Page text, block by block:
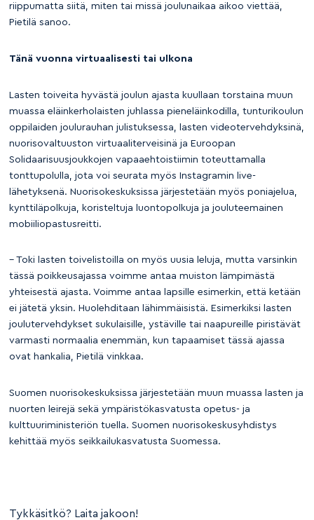
riippumatta siitä, miten tai missä joulunaikaa aikoo viettää,
Pietilä sanoo.
Tänä vuonna virtuaalisesti tai ulkona
Lasten toiveita hyvästä joulun ajasta kuullaan torstaina muun
muassa eläinkerholaisten juhlassa pieneläinkodilla, tunturikoulun
oppilaiden joulurauhan julistuksessa, lasten videotervehdyksinä,
nuorisovaltuuston virtuaaliterveisinä ja Euroopan
Solidaarisuusjoukkojen vapaaehtoistiimin toteuttamalla
tonttupolulla, jota voi seurata myös Instagramin live-
lähetyksenä. Nuorisokeskuksissa järjestetään myös poniajelua,
kynttiläpolkuja, koristeltuja luontopolkuja ja jouluteemainen
mobiiliopastusreitti.
– Toki lasten toivelistoilla on myös uusia leluja, mutta varsinkin
tässä poikkeusajassa voimme antaa muiston lämpimästä
yhteisestä ajasta. Voimme antaa lapsille esimerkin, että ketään
ei jätetä yksin. Huolehditaan lähimmäisistä. Esimerkiksi lasten
joulutervehdykset sukulaisille, ystäville tai naapureille piristävät
varmasti normaalia enemmän, kun tapaamiset tässä ajassa
ovat hankalia, Pietilä vinkkaa.
Suomen nuorisokeskuksissa järjestetään muun muassa lasten ja
nuorten leirejä sekä ympäristökasvatusta opetus- ja
kulttuuriministeriön tuella. Suomen nuorisokeskusyhdistys
kehittää myös seikkailukasvatusta Suomessa.
Tykkäsitkö? Laita jakoon!